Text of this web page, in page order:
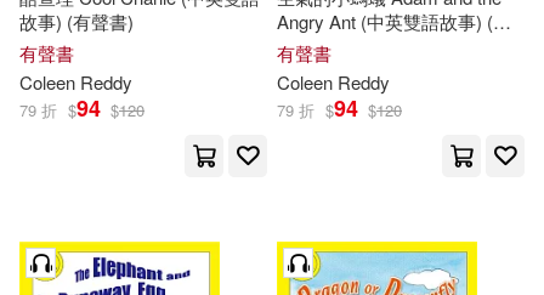
故事) (有聲書)
有聲書
Coleen Reddy
79 折 $94 $120
Angry Ant (中英雙語故事) (有
聲書)
有聲書
Coleen Reddy
79 折 $94 $120